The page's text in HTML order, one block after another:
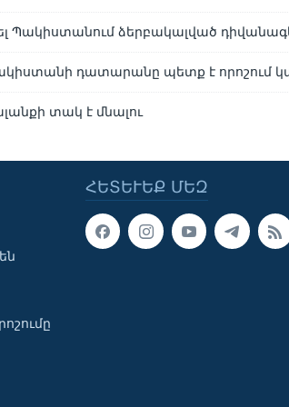
Պակիստանում ձերբակալված
դատարանը պետք է որոշում
տակ է մնալու
ՀԵՏԵՒԵՔ ՄԵԶ